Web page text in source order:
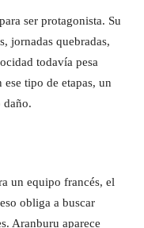
ser protagonista. Su
jornadas quebradas,
todavía pesa
ese tipo de etapas, un
daño.
un equipo francés, el
obliga a buscar
Aranburu aparece